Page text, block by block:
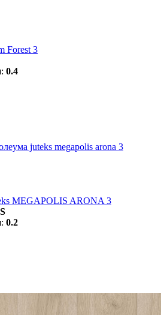
Forest 3
0.4
MEGAPOLIS ARONA 3
0.2